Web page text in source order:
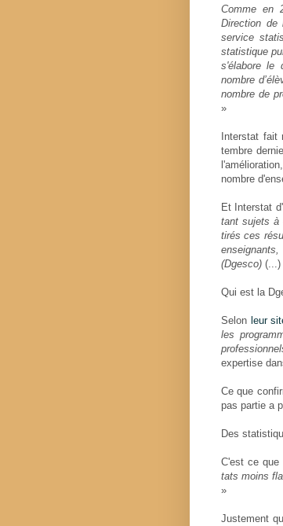
Comme en
Direction de
service
statistique
s'élabore le
nombre
nombre de
»
Interstat
tembre
nombre
Et Interstat
tant sujets à
tirés ces
(Dgesco) (...)
Qui est la
Selon leur
les
expertise
Ce que
pas par­tie a
Des
C'est ce que
tats moins
»
Justement